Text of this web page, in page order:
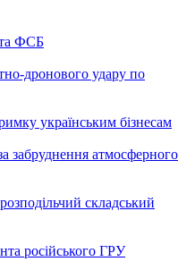
ФСБ
дронового удару по
українським бізнесам
забруднення атмосферного
складський
російського ГРУ